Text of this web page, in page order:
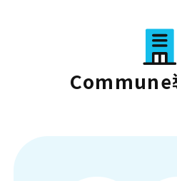
Commune